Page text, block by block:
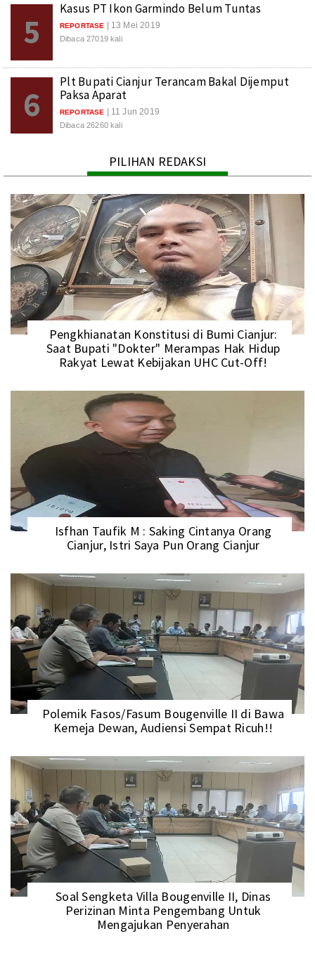
5
Kasus PT Ikon Garmindo Belum Tuntas
REPORTASE | 13 Mei 2019
Dibaca 27019 kali
6
Plt Bupati Cianjur Terancam Bakal Dijemput
Paksa Aparat
REPORTASE | 11 Jun 2019
Dibaca 26260 kali
PILIHAN REDAKSI
Pengkhianatan Konstitusi di Bumi Cianjur:
Saat Bupati "Dokter" Merampas Hak Hidup
Rakyat Lewat Kebijakan UHC Cut-Off!
Isfhan Taufik M : Saking Cintanya Orang
Cianjur, Istri Saya Pun Orang Cianjur
Polemik Fasos/Fasum Bougenville II di Bawa
Kemeja Dewan, Audiensi Sempat Ricuh!!
Soal Sengketa Villa Bougenville II, Dinas
Perizinan Minta Pengembang Untuk
Mengajukan Penyerahan